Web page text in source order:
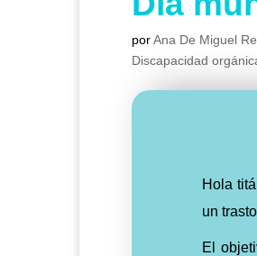
porAna De Miguel
Discapacidad
Hola
un
El